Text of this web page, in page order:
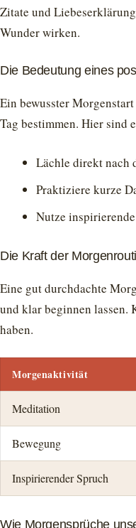
Zitate und
Wunder wirken.
Die Bedeutung eines
Ein bewusster
Tag bestimmen. Hier sind
Lächle direkt nach
Praktiziere kurze
Nutze
Die Kraft der
Eine gut durchdachte
und klar beginnen lassen.
haben.
Morgenaktivität
Meditation
Bewegung
Inspirierender Spruch
Wie Morgensprüche